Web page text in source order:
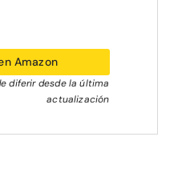
Amazon
diferir desde la última
actualización